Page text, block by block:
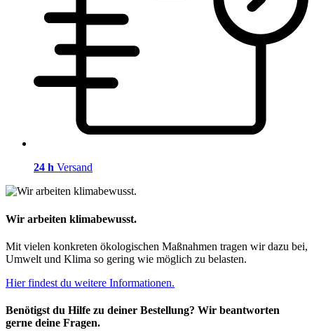
24 h Versand
Wir arbeiten klimabewusst.
Mit vielen konkreten ökologischen Maßnahmen tragen wir dazu bei,
Umwelt und Klima so gering wie möglich zu belasten.
Hier findest du weitere Informationen.
Benötigst du Hilfe zu deiner Bestellung? Wir beantworten
gerne deine Fragen.